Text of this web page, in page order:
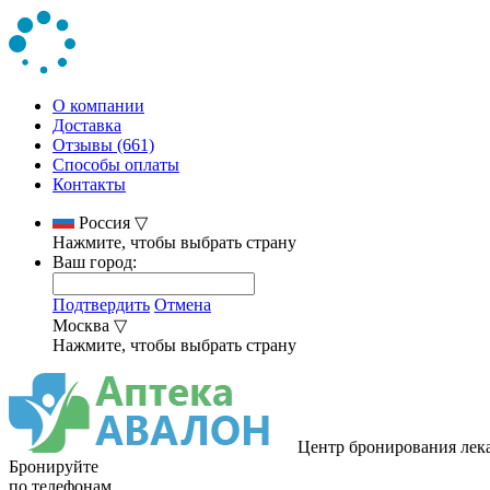
О компании
Доставка
Отзывы (661)
Способы оплаты
Контакты
Россия ▽
Нажмите, чтобы выбрать страну
Ваш город:
Подтвердить Отмена
Москва ▽
Нажмите, чтобы выбрать страну
Центр бронирования
Бронируйте
по телефонам